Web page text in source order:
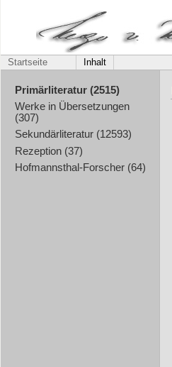
Startseite Inhalt
Primärliteratur (2515)
Werke in Übersetzungen
(307)
Sekundärliteratur (12593)
Rezeption (37)
Hofmannsthal-Forscher (64)